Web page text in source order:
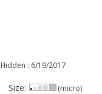
Hidden : 6/19/2017
Size: (micro)